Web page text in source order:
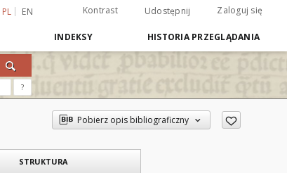
PL EN Kontrast Udostępnij Zaloguj się
INDEKSY HISTORIA PRZEGLĄDANIA
?
Pobierz opis bibliograficzny
STRUKTURA